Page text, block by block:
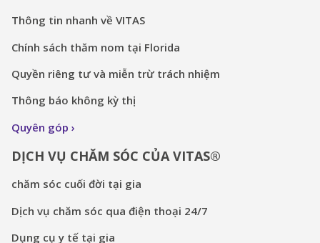
Thông tin nhanh về VITAS
Chính sách thăm nom tại Florida
Quyền riêng tư và miễn trừ trách nhiệm
Thông báo không kỳ thị
Quyên góp
DỊCH VỤ CHĂM SÓC CỦA VITAS®
chăm sóc cuối đời tại gia
Dịch vụ chăm sóc qua điện thoại 24/7
Dụng cụ y tế tại gia